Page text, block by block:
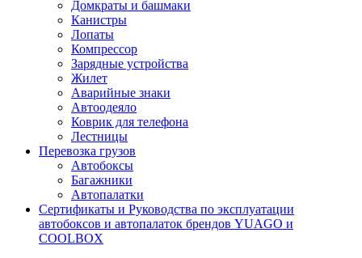
Домкраты и башмаки
Канистры
Лопаты
Компрессор
Зарядные устройства
Жилет
Аварийные знаки
Автоодеяло
Коврик для телефона
Лестницы
Перевозка грузов
Автобоксы
Багажники
Автопалатки
Сертификаты и Руководства по эксплуатации
автобоксов и автопалаток брендов YUAGO и
COOLBOX